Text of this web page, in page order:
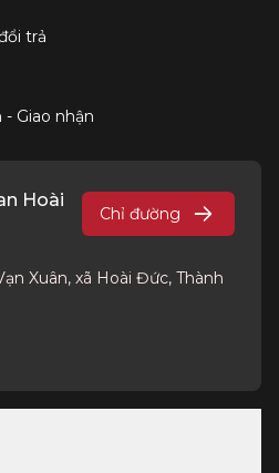
trả
- Giao nhận
Hoài
Chỉ đường
Xuân, xã Hoài Đức, Thành